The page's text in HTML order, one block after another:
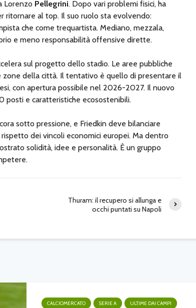
Lorenzo Pellegrini. Dopo vari problemi fisici, ha
al top. Il suo ruolo sta evolvendo:
che come trequartista. Mediano, mezzala,
e meno responsabilità offensive dirette.
sul progetto dello stadio. Le aree pubbliche
zone della città. Il tentativo è quello di presentare il
con apertura possibile nel 2026-2027. Il nuovo
posti e caratteristiche ecosostenibili.
sotto pressione, e Friedkin deve bilanciare
dei vincoli economici europei. Ma dentro
solidità, idee e personalità. È un gruppo
Thuram: il recupero si allunga e
occhi puntati su Napoli
CALCIOMERCATO SERIE A ULTIME DAI CAMPI